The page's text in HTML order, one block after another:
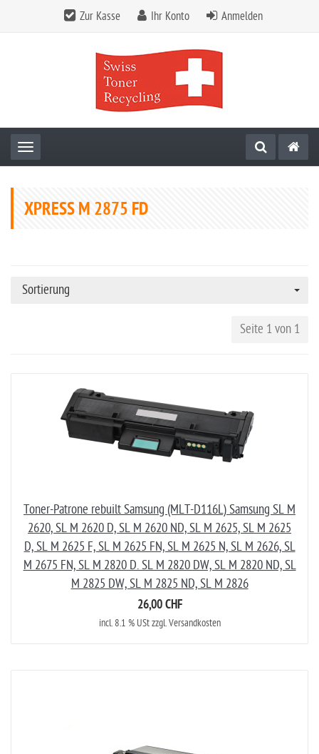
Zur Kasse Ihr Konto Anmelden
Toggle navigation
XPRESS M 2875 FD
Sortierung
Seite 1 von 1
Toner-Patrone rebuilt Samsung (MLT-D116L) Samsung SL M
2620, SL M 2620 D, SL M 2620 ND, SL M 2625, SL M 2625
D, SL M 2625 F, SL M 2625 FN, SL M 2625 N, SL M 2626, SL
M 2675 FN, SL M 2820 D. SL M 2820 DW, SL M 2820 ND, SL
M 2825 DW, SL M 2825 ND, SL M 2826
26,00 CHF
incl. 8.1 % USt zzgl. Versandkosten